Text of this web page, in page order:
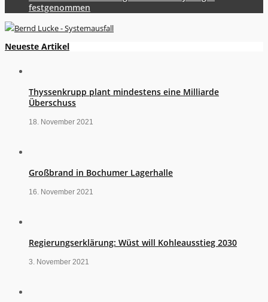
festgenommen
Neueste Artikel
Thyssenkrupp plant mindestens eine Milliarde
Überschuss
18. November 2021
Großbrand in Bochumer Lagerhalle
16. November 2021
Regierungserklärung: Wüst will Kohleausstieg 2030
3. November 2021